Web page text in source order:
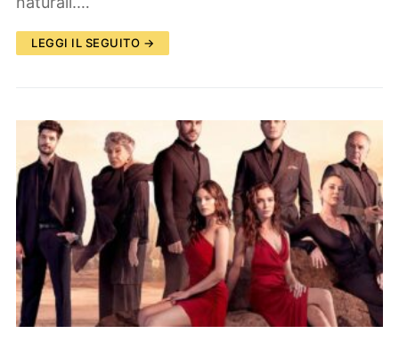
LEGGI IL SEGUITO →